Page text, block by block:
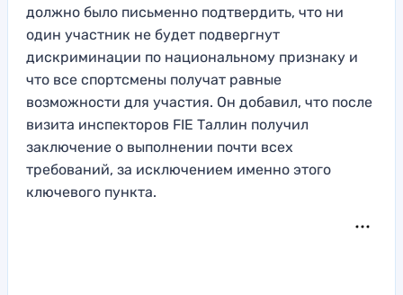
должно было письменно подтвердить, что ни
один участник не будет подвергнут
дискриминации по национальному признаку и
что все спортсмены получат равные
возможности для участия. Он добавил, что после
визита инспекторов FIE Таллин получил
заключение о выполнении почти всех
требований, за исключением именно этого
ключевого пункта.